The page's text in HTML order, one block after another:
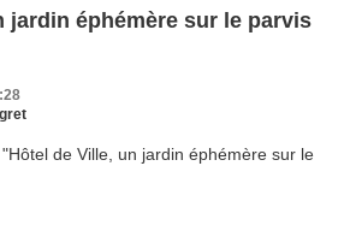
jardin éphémère sur le parvis